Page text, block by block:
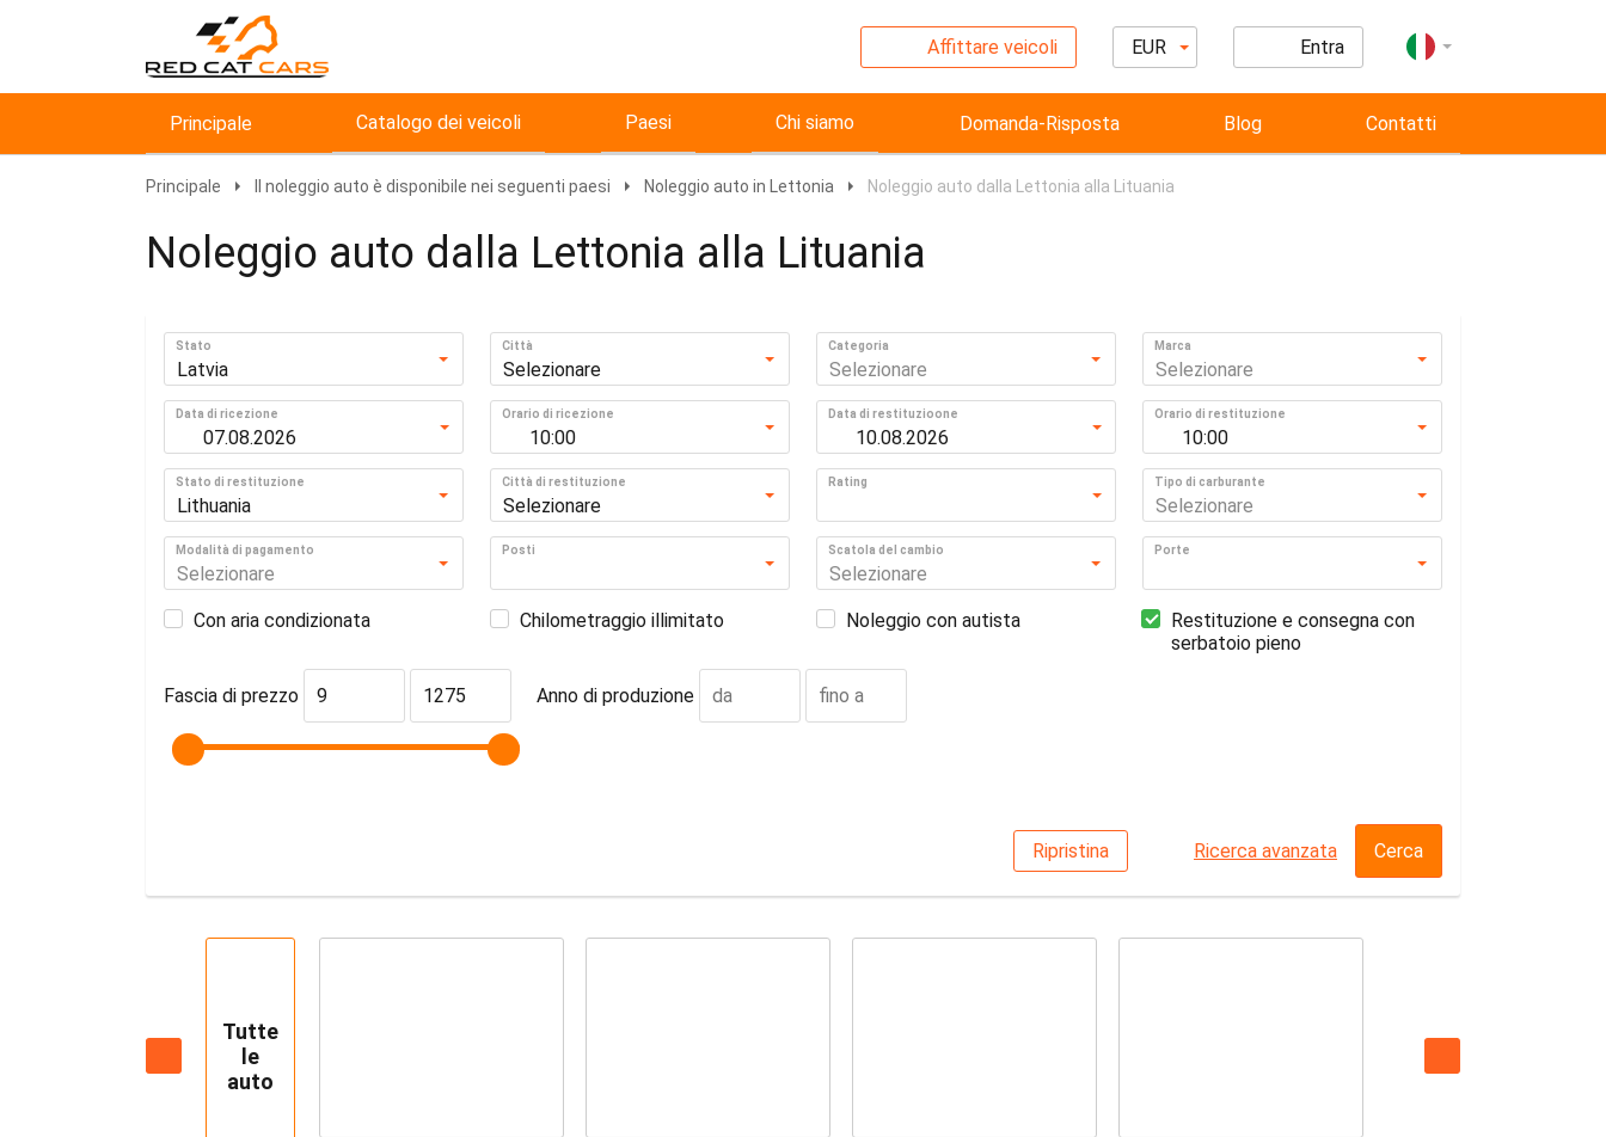
Affittare veicoli EUR Entra
Principale Catalogo dei veicoli Paesi Chi siamo Domanda-Risposta Blog Contatti
Principale Il noleggio auto è disponibile nei seguenti paesi Noleggio auto in Lettonia Noleggio auto dalla Lettonia alla Lituania
Noleggio auto dalla Lettonia alla Lituania
Stato
Latvia
Città
Selezionare
Categoria
Selezionare
Marca
Selezionare
Data di ricezione Orario di ricezione
10:00
Data di restituzioone Orario di restituzione
10:00
Stato di restituzione
Lithuania
Città di restituzione
Selezionare
Rating Tipo di carburante
Selezionare
Modalità di pagamento
Selezionare
Posti Scatola del cambio
Selezionare
Porte
Con aria condizionata Chilometraggio illimitato Noleggio con autista
Restituzione e consegna con
serbatoio pieno
Fascia di prezzo Anno di produzione
Ripristina Ricerca avanzata Cerca
Tutte
le
auto